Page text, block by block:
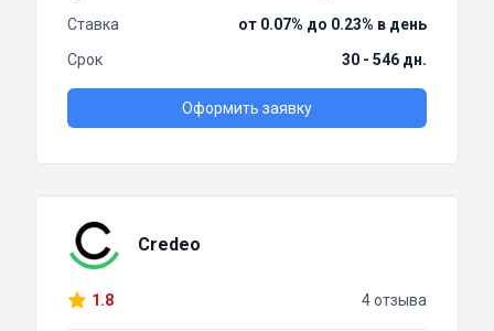
Ставка
от 0.07% до 0.23% в день
Срок
30 - 546 дн.
Оформить заявку
Credeo
1.8 4 отзыва